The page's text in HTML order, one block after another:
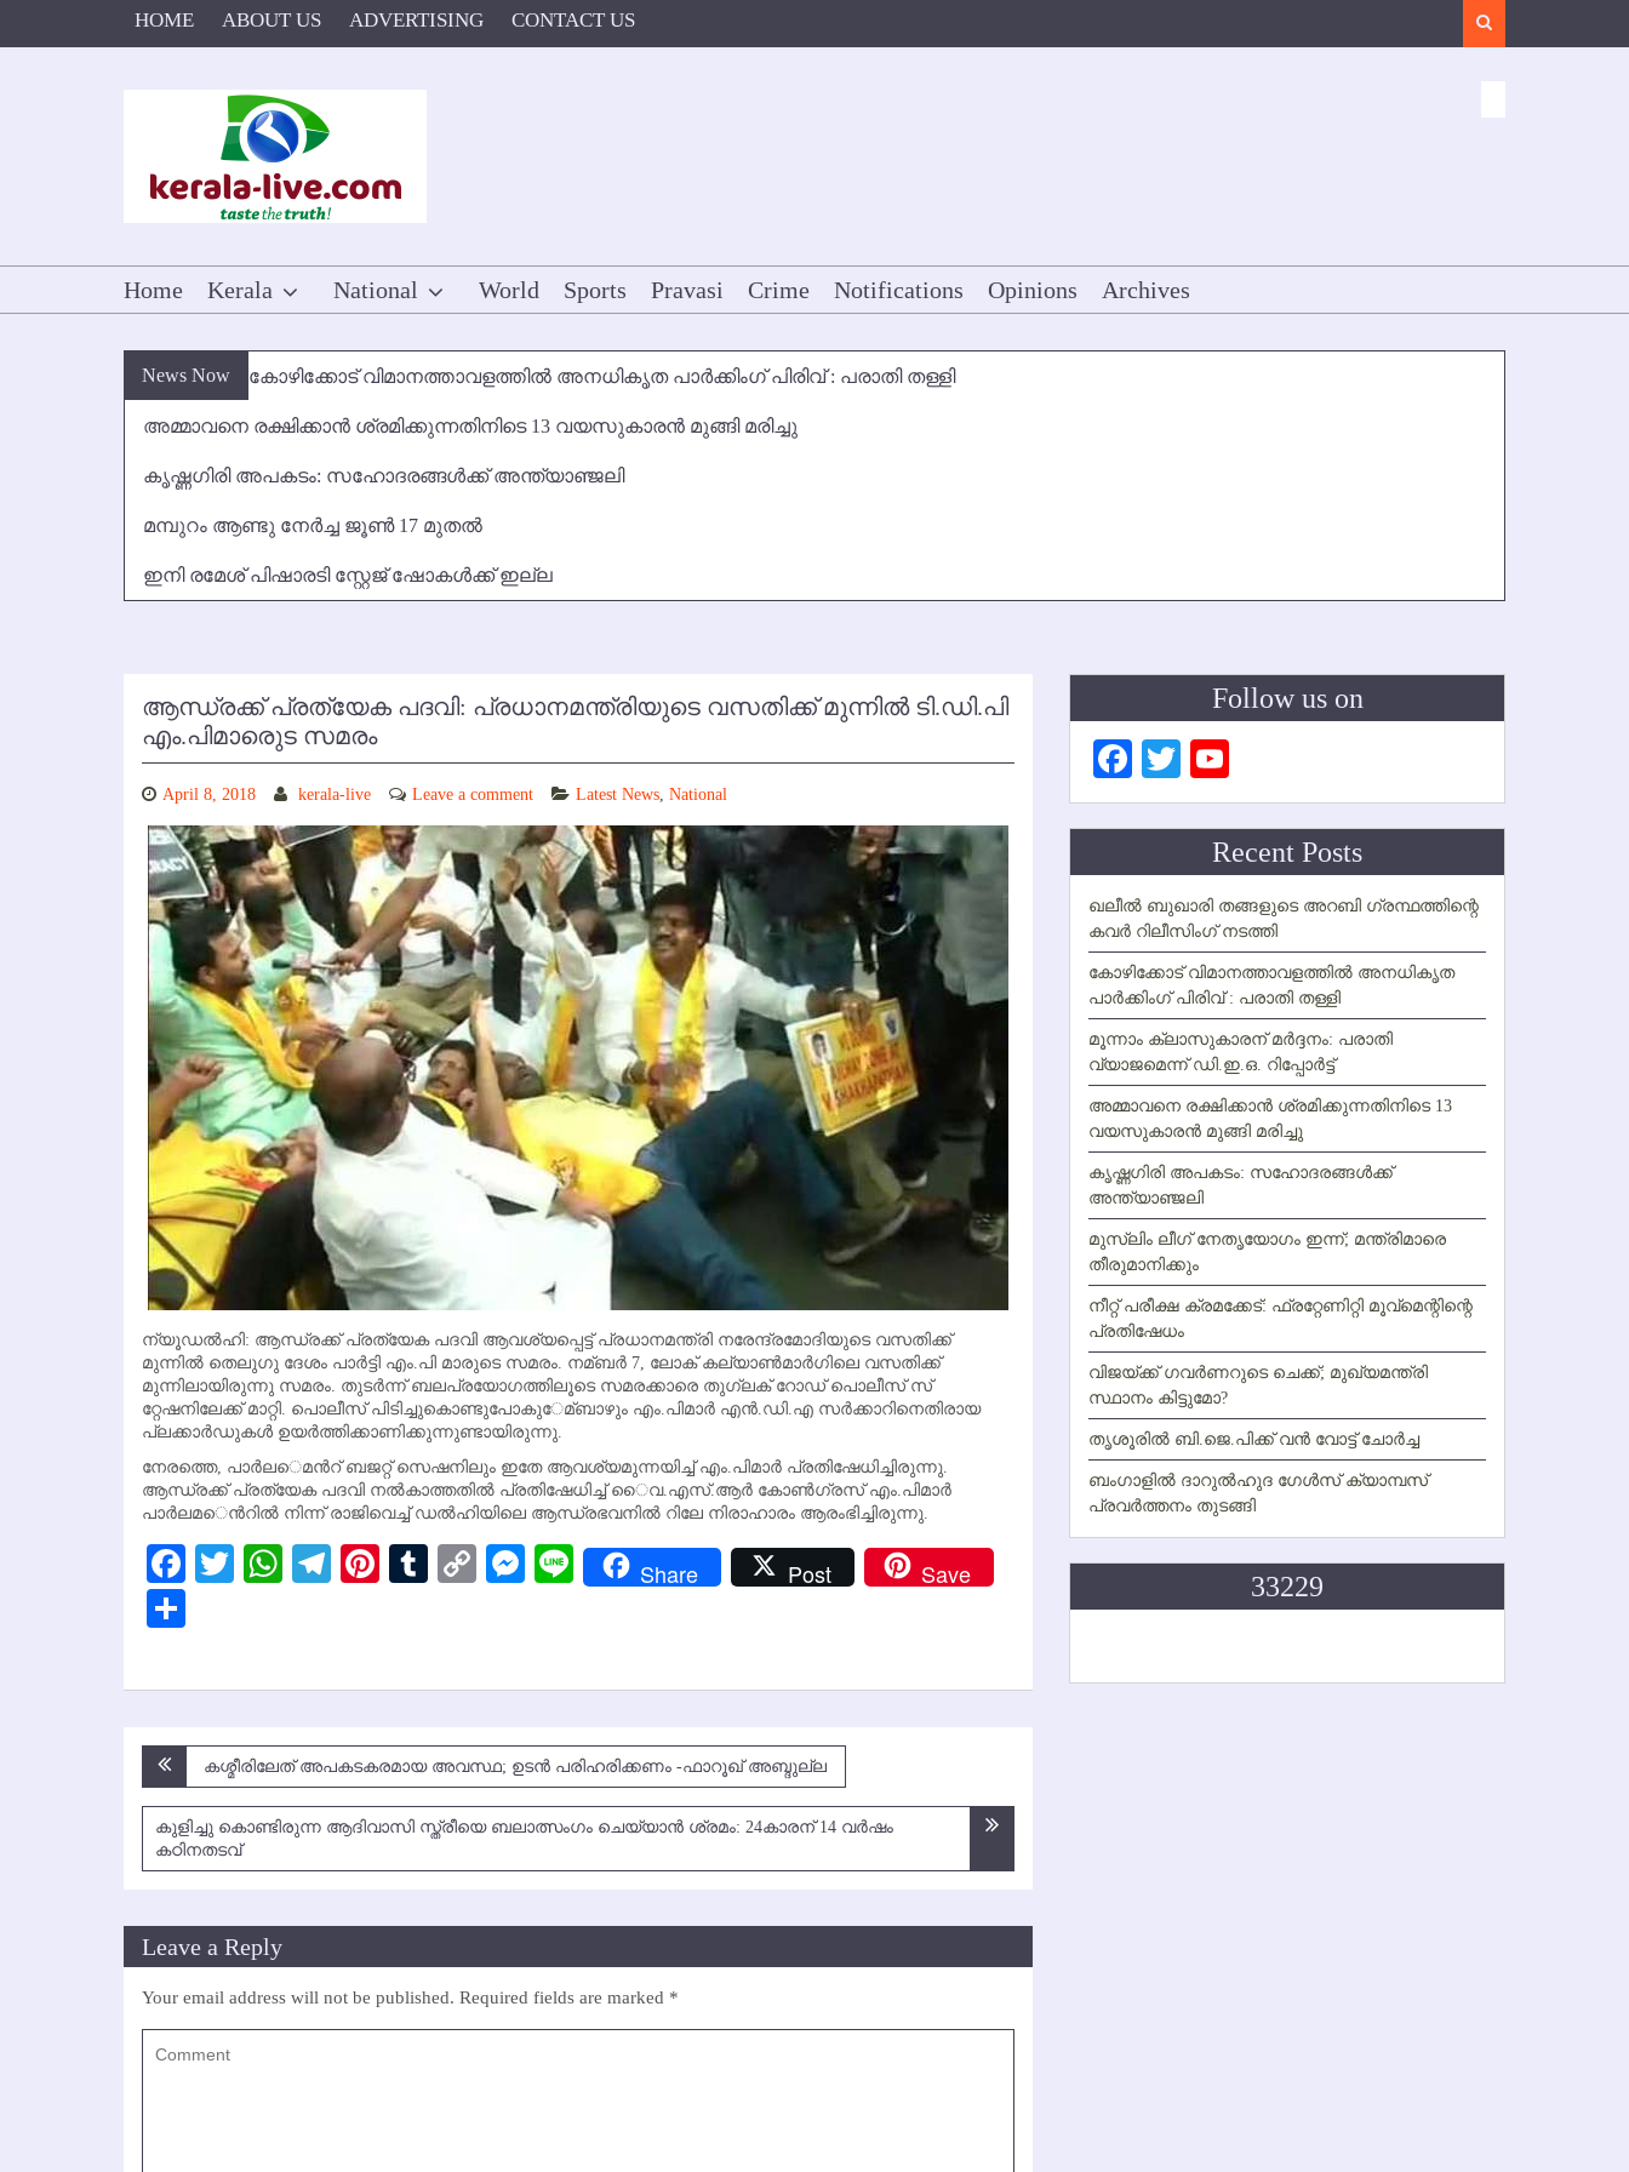
HOME ABOUT US ADVERTISING CONTACT US
Home Kerala National World Sports Pravasi Crime Notifications Opinions Archives
News Now കോഴിക്കോട് വിമാനത്താവളത്തില്‍ അനധികൃത പാര്‍ക്കിംഗ് പിരിവ് : പരാതി തള്ളി
അമ്മാവനെ രക്ഷിക്കാന്‍ ശ്രമിക്കുന്നതിനിടെ 13 വയസുകാരന്‍ മുങ്ങി മരിച്ചു
കൃഷ്ണഗിരി അപകടം: സഹോദരങ്ങള്‍ക്ക് അന്ത്യാഞ്ജലി
മമ്പുറം ആണ്ടു നേര്‍ച്ച ജൂണ്‍ 17 മുതല്‍
ഇനി രമേശ് പിഷാരടി സ്റ്റേജ് ഷോകള്‍ക്ക് ഇല്ല
ആന്ധ്രക്ക് പ്രത്യേക പദവി: പ്രധാനമന്ത്രിയുടെ വസതിക്ക് മുന്നില്‍ ടി.ഡി.പി
എം.പിമാരുെട സമരം
April 8, 2018 kerala-live Leave a comment Latest News, National
ന്യൂഡല്‍ഹി: ആന്ധ്രക്ക്​ പ്രത്യേക പദവി ആവശ്യ​പ്പെട്ട്​ പ്രധാനമന്ത്രി നരേന്ദ്രമോദിയുടെ വസതിക്ക്​
മുന്നില്‍ തെലുഗു ദേശം പാര്‍ട്ടി എം.പി മാരുടെ സമരം. നമ്ബര്‍ ​7, ലോക്​ കല്യാണ്‍മാര്‍ഗിലെ വസതിക്ക്​
മുന്നിലായിരുന്നു സമരം. തുടര്‍ന്ന്​ ബലപ്രയോഗത്തിലൂടെ സമരക്കാരെ തുഗ്ലക്​ റോഡ്​ പൊലീസ്​ സ്​
റ്റേഷനിലേക്ക്​ മാറ്റി. പൊലീസ്​ പിടിച്ചുകൊണ്ടുപോകു​േമ്ബാഴും എം.പിമാര്‍ എന്‍.ഡി.എ സര്‍ക്കാറിനെതിരായ
പ്ലക്കാര്‍ഡുകള്‍ ഉയര്‍ത്തിക്കാണിക്കുന്നുണ്ടായിരുന്നു.
നേരത്തെ, പാര്‍ല​െമന്‍റ്​ ബജറ്റ്​ സെഷനിലും ഇതേ ആവശ്യമുന്നയിച്ച്‌​ എം.പിമാര്‍ പ്രതിഷേധിച്ചിരുന്നു. ​
ആന്ധ്രക്ക്​ പ്രത്യേക പദവി നല്‍കാത്തതില്‍ പ്രതിഷേധിച്ച്‌​ ൈവ.എസ്​.ആര്‍ കോണ്‍ഗ്രസ്​ എം.പിമാര്‍
പാര്‍ലമ​െന്‍റില്‍ നിന്ന്​ രാജിവെച്ച്‌​ ഡല്‍ഹിയിലെ ആന്ധ്രഭവനില്‍ റിലേ നിരാഹാരം ആരംഭിച്ചിരുന്നു.
Facebook
TwitterWhatsApp
Telegram
Pinterest
Tumblr
CopyMessenger
LineShare Post Save
Post
navigation
കശ്മീരിലേത് അപകടകരമായ അവസ്ഥ; ഉടന്‍ പരിഹരിക്കണം -ഫാറൂഖ് അബ്ദുല്ല
കുളിച്ചു കൊണ്ടിരുന്ന ആദിവാസി സ്ത്രീയെ ബലാത്സംഗം ചെയ്യാന്‍ ശ്രമം: 24കാരന് 14 വര്‍ഷം
കഠിനതടവ്
Leave a Reply
Your email address will not be published. Required fields are marked *
Follow us on
Facebook
Twitter
Channel
Recent Posts
ഖലീല്‍ ബുഖാരി തങ്ങളുടെ അറബി ഗ്രന്ഥത്തിന്റെ
കവര്‍ റിലീസിംഗ് നടത്തി
കോഴിക്കോട് വിമാനത്താവളത്തില്‍ അനധികൃത
പാര്‍ക്കിംഗ് പിരിവ് : പരാതി തള്ളി
മൂന്നാം ക്ലാസുകാരന് മര്‍ദ്ദനം: പരാതി
വ്യാജമെന്ന് ഡി.ഇ.ഒ. റിപ്പോര്‍ട്ട്
അമ്മാവനെ രക്ഷിക്കാന്‍ ശ്രമിക്കുന്നതിനിടെ 13
വയസുകാരന്‍ മുങ്ങി മരിച്ചു
കൃഷ്ണഗിരി അപകടം: സഹോദരങ്ങള്‍ക്ക്
അന്ത്യാഞ്ജലി
മുസ്ലിം ലീഗ് നേതൃയോഗം ഇന്ന്; മന്ത്രിമാരെ
തീരുമാനിക്കും
നീറ്റ് പരീക്ഷ ക്രമക്കേട്: ഫ്രറ്റേണിറ്റി മൂവ്‌മെന്റിന്റെ
പ്രതിഷേധം
വിജയ്ക്ക് ഗവര്‍ണറുടെ ചെക്ക്; മുഖ്യമന്ത്രി
സ്ഥാനം കിട്ടുമോ?
തൃശൂരില്‍ ബി.ജെ.പിക്ക് വന്‍ വോട്ട് ചോര്‍ച്ച
ബംഗാളില്‍ ദാറുല്‍ഹുദ ഗേള്‍സ് ക്യാമ്പസ്
പ്രവര്‍ത്തനം തുടങ്ങി
33229